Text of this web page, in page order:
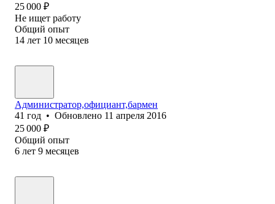
25 000 ₽
Не ищет работу
Общий опыт
14 лет 10 месяцев
Администратор,официант,бармен
41 год • Обновлено 11 апреля 2016
25 000 ₽
Общий опыт
6 лет 9 месяцев